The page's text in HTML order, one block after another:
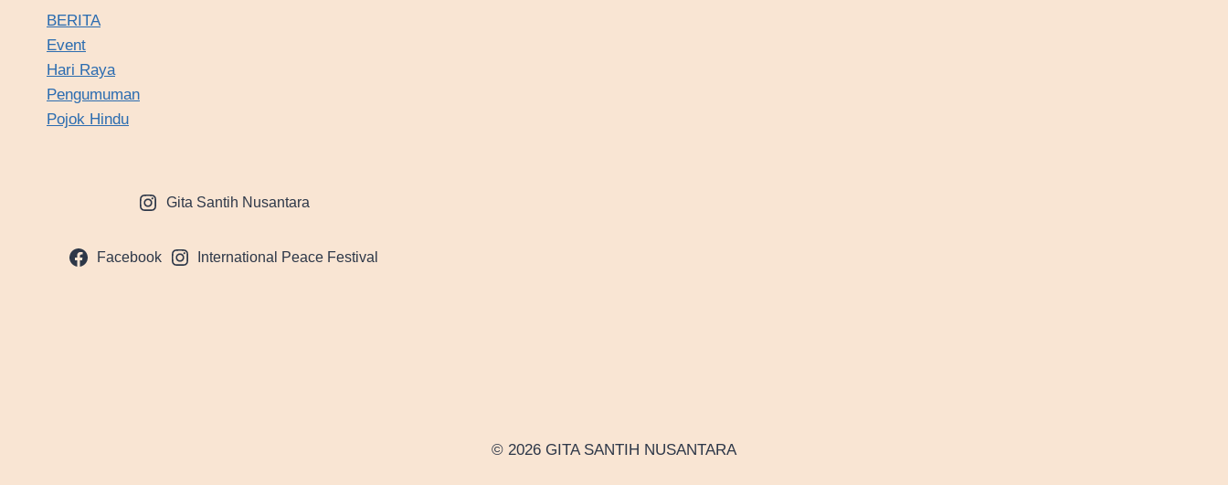
BERITA
Event
Hari Raya
Pengumuman
Pojok Hindu
Gita Santih Nusantara
Facebook International Peace Festival
© 2026 GITA SANTIH NUSANTARA